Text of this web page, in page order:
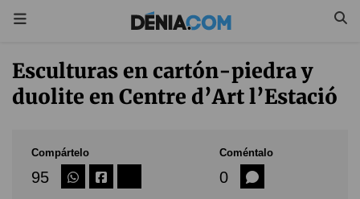
Esculturas en cartón-piedra y
duolite en Centre d’Art l’Estació
Compártelo
95
Coméntalo
0